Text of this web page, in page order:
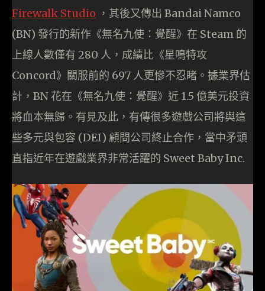
Firewalk Studio ，其後又傳出 Bandai Namco
(BN) 發行的新作《無名九使：覺醒》在 Steam 的
上線人數僅有 280 人，成績比《星鳴特攻
Concord》關服前的 697 人更慘不忍睹。據業界估
計，BN 花在《無名九使：覺醒》近 1.5 億美元投資
將血本無歸。有見及此，有傳很多遊戲公司將與這
些多元與包容 (DEI) 顧問公司終止合作，當中矛頭
直指近年在遊戲業界非常活躍的 Sweet Baby Inc.